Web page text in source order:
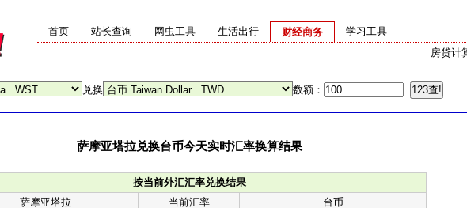
首页 站长查询 网虫工具 生活出行
财经商务
房贷计
学习工具
兑换 数额：
萨摩亚塔拉兑换台币今天实时汇率换算结果
按当前外汇汇率兑换结果
萨摩亚塔拉
当前汇率
台币